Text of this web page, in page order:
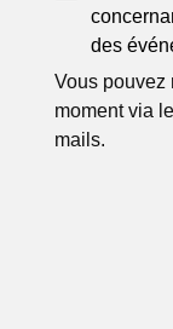
des
Vous pouvez
moment via
mails.